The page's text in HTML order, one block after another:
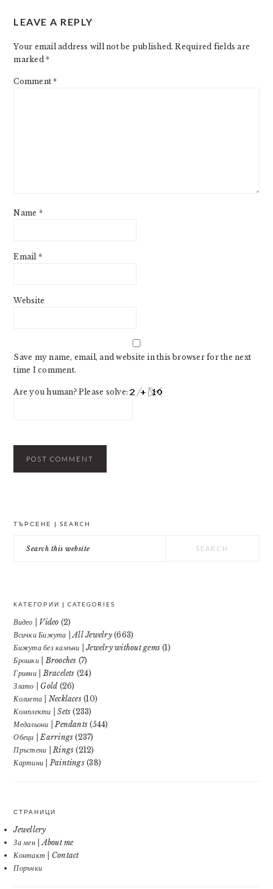
INTERACTIONS
LEAVE A REPLY
Your email address will not be published. Required fields are
marked*
Comment*
Name *
Email *
Website
Save my name, email, and website in this browser for the next
time I comment.
Are you human? Please solve:
ТЪРСЕНЕ | SEARCH
this
КАТЕГОРИИ | CATEGORIES
Видео | Video (2)
Всички Бижута | All Jewelry(663)
Бижута без камъни | Jewelry without gems (1)
Брошки | Brooches (7)
Гривни | Bracelets (24)
Злато | Gold (26)
Колиета | Necklaces(10)
Комплекти | Sets (233)
Медальони | Pendants (544)
Обеци | Earrings (237)
Пръстени | Rings (212)
Картини | Paintings(38)
СТРАНИЦИ
Jewellery
За мен | About me
Контакт | Contact
Поръчки